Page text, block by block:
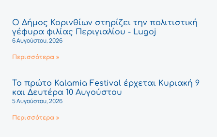
Ο Δήμος Κορινθίων στηρίζει την πολιτιστική
γέφυρα φιλίας Περιγιαλίου - Lugoj
6 Αυγούστου, 2026
Περισσότερα »
Το πρώτο Kalamia Festival έρχεται Κυριακή 9
και Δευτέρα 10 Αυγούστου
5 Αυγούστου, 2026
Περισσότερα »